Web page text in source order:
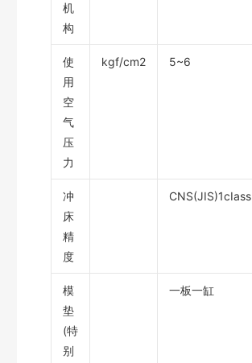
机
构
使
用
空
气
压
力
kgf/cm2 5~6
冲
床
精
度
CNS(JIS)1cIass
模
垫
(特
别
一板一缸